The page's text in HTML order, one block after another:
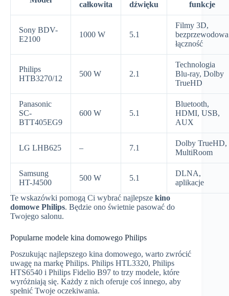
całkowita
dźwięku
funkcje
Sony BDV-
E2100
1000 W 5.1
Filmy 3D,
bezprzewodowa
łączność
Philips
HTB3270/12
500 W 2.1
Technologia
Blu-ray, Dolby
TrueHD
Panasonic
SC-
BTT405EG9
600 W 5.1
Bluetooth,
HDMI, USB,
AUX
LG LHB625 – 7.1
Dolby TrueHD,
MultiRoom
Samsung
HT-J4500
500 W 5.1
DLNA,
aplikacje
Te wskazówki pomogą Ci wybrać najlepsze kino
domowe Philips. Będzie ono świetnie pasować do
Twojego salonu.
Popularne modele kina domowego Philips
Poszukując najlepszego kina domowego, warto zwrócić
uwagę na markę Philips. Philips HTL3320, Philips
HTS6540 i Philips Fidelio B97 to trzy modele, które
wyróżniają się. Każdy z nich oferuje coś innego, aby
spełnić Twoje oczekiwania.